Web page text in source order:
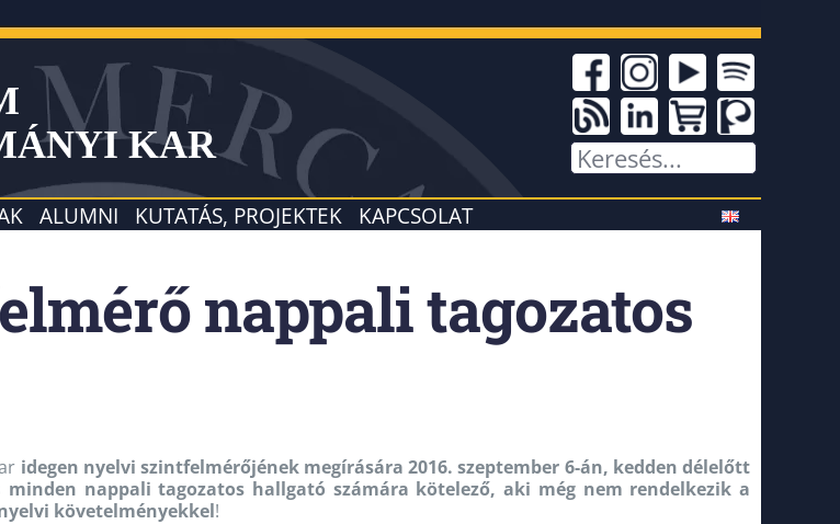
KAR
ALUMNI KUTATÁS, PROJEKTEK KAPCSOLAT
nappali tagozatos
idegen nyelvi szintfelmérőjének megírására 2016. szeptember 6-án, kedden délelőtt
minden nappali tagozatos hallgató számára kötelező, aki még nem rendelkezik a
követelményekkel!